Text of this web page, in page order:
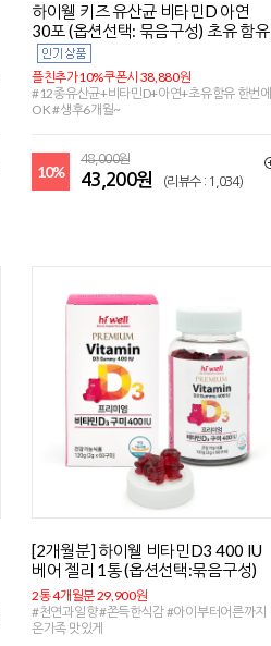
하이웰 키즈 유산균 비타민D 아연
30포 (옵션선택: 묶음구성) 초유 함유
플친추가10%쿠폰시 38,880원
#12종유산균+비타민D+아연+초유함유 한번에
OK #생후6개월~
10%
48,000원
43,200원 (리뷰수 : 1,034)
[2개월분] 하이웰 비타민D3 400 IU
베어 젤리 1통 (옵션선택:묶음구성)
2통 4개월분 29,900원
#천연과일향 #쫀득한식감 #아이부터어른까지
온가족 맛있게